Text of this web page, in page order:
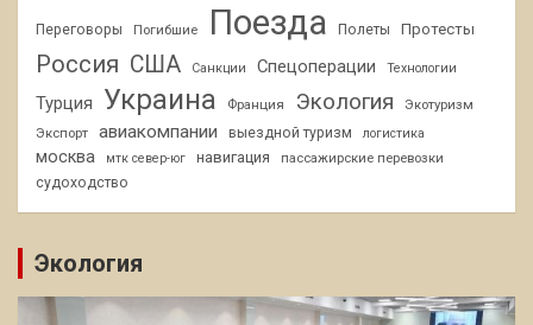
Переговоры Погибшие Поезда Полеты Протесты
Россия США Санкции Спецоперации Технологии
Турция Украина Франция Экология
Экотуризм
Экспорт
авиакомпании выездной туризм логистика
москва мтк север-юг навигация
пассажирские перевозки
судоходство
Экология